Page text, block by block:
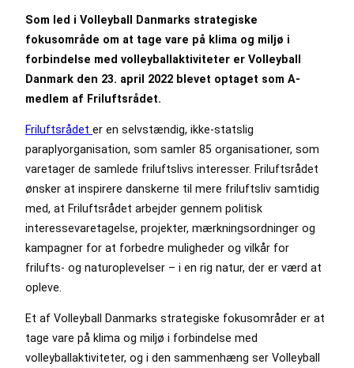
Som led i Volleyball Danmarks strategiske
fokusområde om at tage vare på klima og miljø i
forbindelse med volleyballaktiviteter er Volleyball
Danmark den 23. april 2022 blevet optaget som A-
medlem af Friluftsrådet.
Friluftsrådet er en selvstændig, ikke-statslig
paraplyorganisation, som samler 85 organisationer, som
varetager de samlede friluftslivs interesser. Friluftsrådet
ønsker at inspirere danskerne til mere friluftsliv samtidig
med, at Friluftsrådet arbejder gennem politisk
interessevaretagelse, projekter, mærkningsordninger og
kampagner for at forbedre muligheder og vilkår for
frilufts- og naturoplevelser – i en rig natur, der er værd at
opleve.
Et af Volleyball Danmarks strategiske fokusområder er at
tage vare på klima og miljø i forbindelse med
volleyballaktiviteter, og i den sammenhæng ser Volleyball